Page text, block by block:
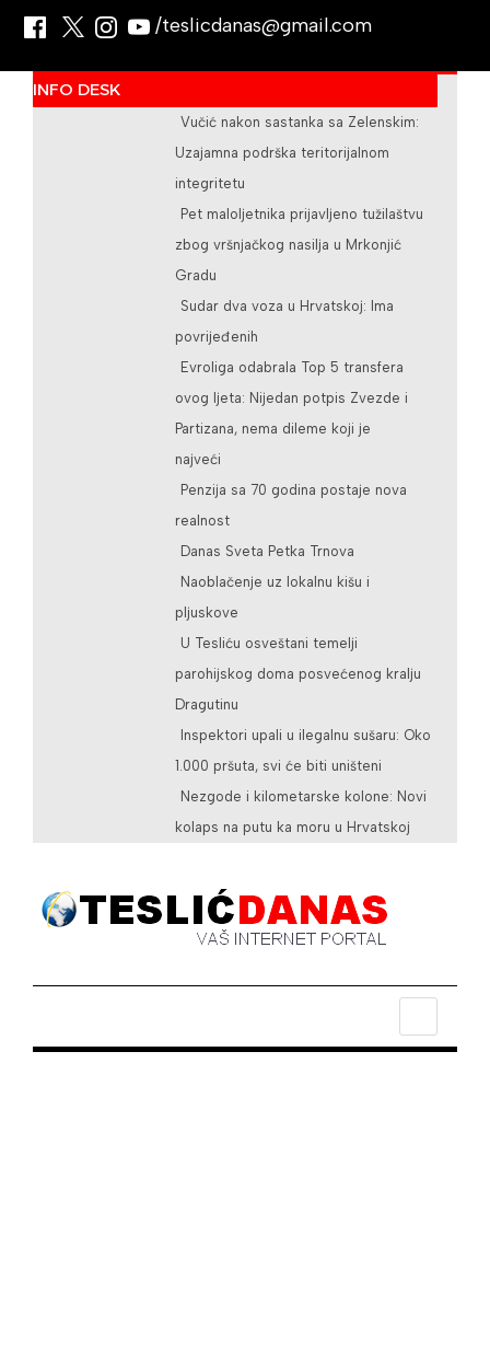
/teslicdanas@gmail.com
INFO DESK
Vučić nakon sastanka sa Zelenskim:
Uzajamna podrška teritorijalnom
integritetu
Pet maloljetnika prijavljeno tužilaštvu
zbog vršnjačkog nasilja u Mrkonjić
Gradu
Sudar dva voza u Hrvatskoj: Ima
povrijeđenih
Evroliga odabrala Top 5 transfera
ovog ljeta: Nijedan potpis Zvezde i
Partizana, nema dileme koji je
najveći
Penzija sa 70 godina postaje nova
realnost
Danas Sveta Petka Trnova
Naoblačenje uz lokalnu kišu i
pljuskove
U Tesliću osveštani temelji
parohijskog doma posvećenog kralju
Dragutinu
Inspektori upali u ilegalnu sušaru: Oko
1.000 pršuta, svi će biti uništeni
Nezgode i kilometarske kolone: Novi
kolaps na putu ka moru u Hrvatskoj